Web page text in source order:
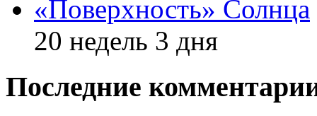
«Поверхность» Солнца
20 недель 3 дня
Последние